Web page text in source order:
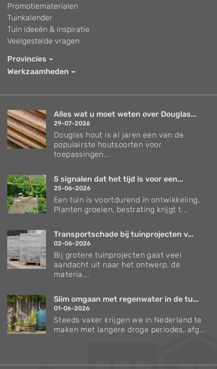
Promotiematerialen
Tuinkalender
Tuin ideeën & inspiratie
Veelgestelde vragen
Provincies
Werkzaamheden
Alles wat u moet weten over Douglas...
29-07-2026
Douglas hout is al jaren een van de
populairste houtsoorten voor
toepassingen...
5 signalen dat het tijd is voor een...
25-06-2026
Een tuin is voortdurend in ontwikkeling.
Planten groeien, bestrating krijgt t...
Transportschade bij tuinprojecten v...
02-06-2026
Bij grotere tuinprojecten gaat veel
aandacht uit naar het ontwerp, de
materia...
Slim omgaan met regenwater in de tu...
01-06-2026
Steeds vaker krijgen we in Nederland te
maken met langere droge periodes, afg...